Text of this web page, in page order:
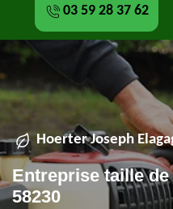
03 59 28 37 62
Hoerter Joseph
Entreprise taille
58230